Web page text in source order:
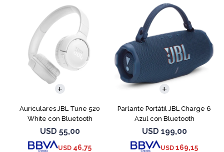
Auriculares JBL Tune 520
White con Bluetooth
USD 55,00
USD 46,75
Parlante Portátil JBL Charge 6
Azul con Bluetooth
USD 199,00
USD 169,15